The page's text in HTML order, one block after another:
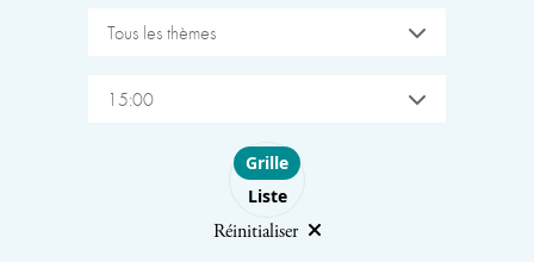
Tous les thèmes
15:00
Choose layout
Grille
Liste
Réinitialiser